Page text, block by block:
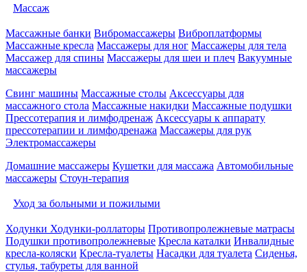
Массаж
Массажные банки Вибромассажеры Виброплатформы
Массажные кресла Массажеры для ног Массажеры для тела
Массажер для спины Массажеры для шеи и плеч Вакуумные
массажеры
Свинг машины Массажные столы Аксессуары для
массажного стола Массажные накидки Массажные подушки
Прессотерапия и лимфодренаж Аксессуары к аппарату
прессотерапии и лимфодренажа Массажеры для рук
Электромассажеры
Домашние массажеры Кушетки для массажа Автомобильные
массажеры Стоун-терапия
Уход за больными и пожилыми
Ходунки Ходунки-роллаторы Противопролежневые матрасы
Подушки противопролежневые Кресла каталки Инвалидные
кресла-коляски Кресла-туалеты Насадки для туалета Сиденья,
стулья, табуреты для ванной